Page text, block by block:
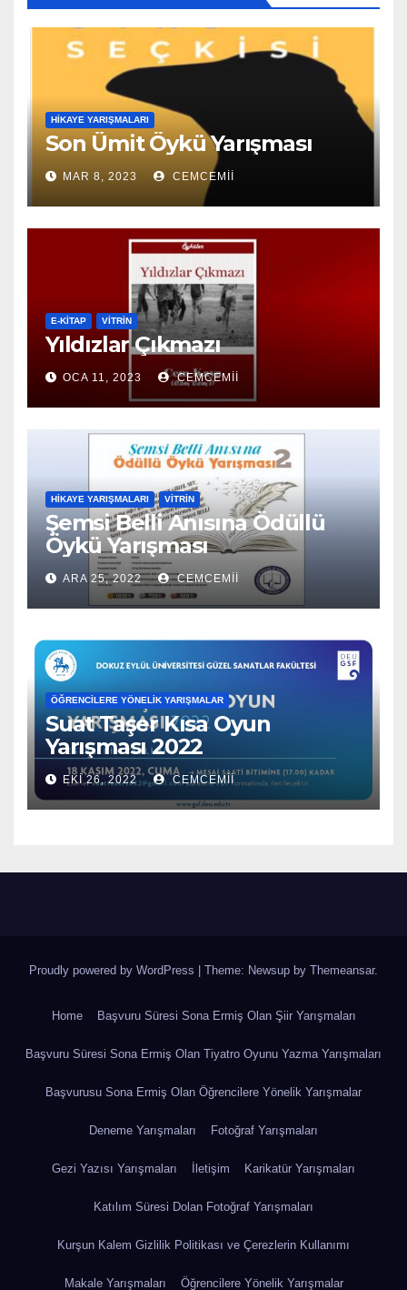
HIKAYE YARIŞMALARI
Son Ümit Öykü Yarışması
MAR 8, 2023 CEMCEMII
E-KİTAP VITRIN
Yıldızlar Çıkmazı
OCA 11, 2023 CEMCEMII
HIKAYE YARIŞMALARI VITRIN
Şemsi Belli Anısına Ödüllü
Öykü Yarışması
ARA 25, 2022 CEMCEMII
ÖĞRENCILERE YÖNELIK YARIŞMALAR
Suat Taşer Kısa Oyun
Yarışması 2022
EKI 26, 2022 CEMCEMII
Proudly powered by WordPress | Theme: Newsup by Themeansar.
Home Başvuru Süresi Sona Ermiş Olan Şiir Yarışmaları
Başvuru Süresi Sona Ermiş Olan Tiyatro Oyunu Yazma Yarışmaları
Başvurusu Sona Ermiş Olan Öğrencilere Yönelik Yarışmalar
Deneme Yarışmaları Fotoğraf Yarışmaları
Gezi Yazısı Yarışmaları İletişim Karikatür Yarışmaları
Katılım Süresi Dolan Fotoğraf Yarışmaları
Kurşun Kalem Gizlilik Politikası ve Çerezlerin Kullanımı
Makale Yarışmaları Öğrencilere Yönelik Yarışmalar